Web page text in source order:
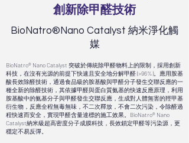
創新除甲醛技術
BioNatro®​Nano Catalyst 納米淨化觸
媒
BioNatro®​ Nano Catalyst 突破於傳統除甲醛物料上的限制，採用創新
科技，在沒有光源的前提下快速且安全地分解甲醛 (>96%)。應用胺基
酸長效除醛技術，通過食品級的胺基酸與甲醛分子發生交聯反應的一
種全新的除醛技術，其依據甲醛與蛋白質氨基的快速反應原理，利用
胺基酸中的氨基分子與甲醛發生交聯反應，生成對人體無害的羥甲基
衍生物，反應全程無毒無味，不二次釋放，不會二次污染，令除醛過
程快速而安全，實現甲醛含量達標的施工效果。BioNatro® Nano
Catalyst納米級超高密度分子成膜科技，長效鎖定甲醛等污染源，更
穩定不易反彈。